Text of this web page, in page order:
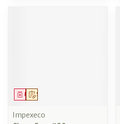
Sur prescription
Médicament
Impexeco